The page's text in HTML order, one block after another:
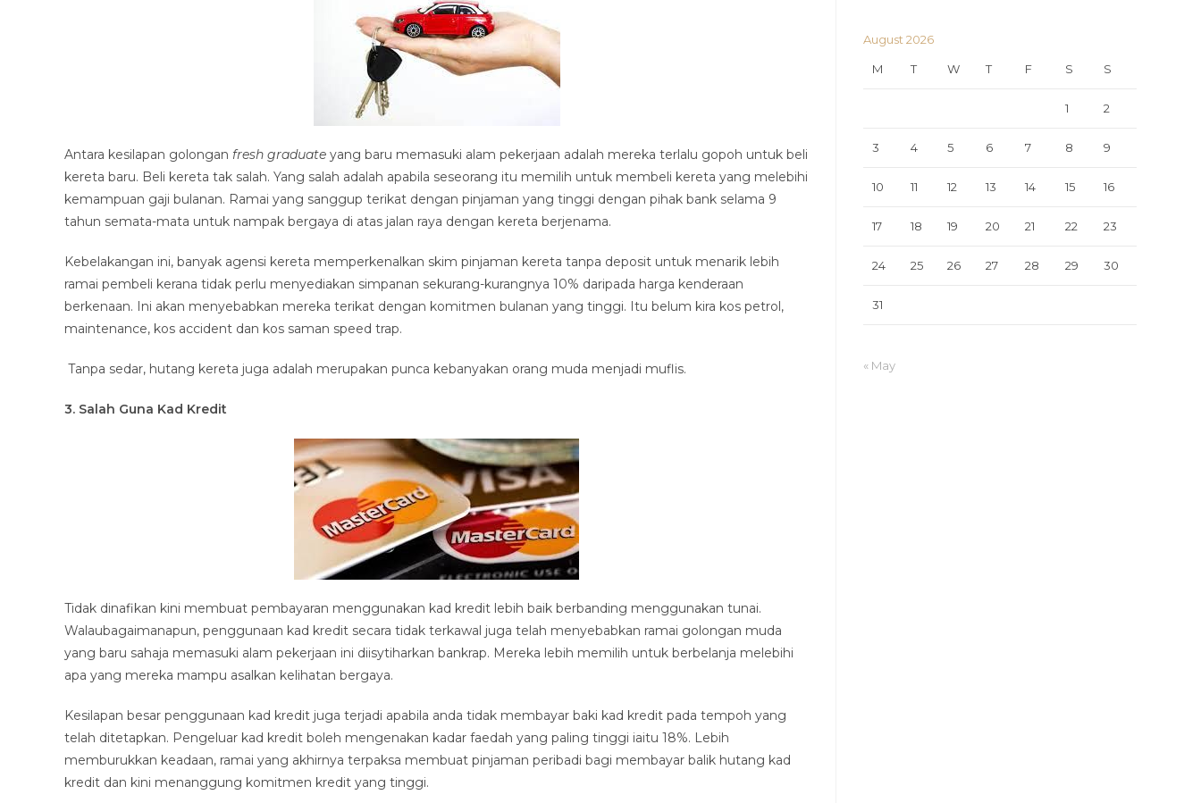
Antara kesilapan golongan fresh graduate yang baru memasuki alam pekerjaan adalah mereka terlalu gopoh untuk beli
kereta baru. Beli kereta tak salah. Yang salah adalah apabila seseorang itu memilih untuk membeli kereta yang melebihi
kemampuan gaji bulanan. Ramai yang sanggup terikat dengan pinjaman yang tinggi dengan pihak bank selama 9
tahun semata-mata untuk nampak bergaya di atas jalan raya dengan kereta berjenama.
Kebelakangan ini, banyak agensi kereta memperkenalkan skim pinjaman kereta tanpa deposit untuk menarik lebih
ramai pembeli kerana tidak perlu menyediakan simpanan sekurang-kurangnya 10% daripada harga kenderaan
berkenaan. Ini akan menyebabkan mereka terikat dengan komitmen bulanan yang tinggi. Itu belum kira kos petrol,
maintenance, kos accident dan kos saman speed trap.
Tanpa sedar, hutang kereta juga adalah merupakan punca kebanyakan orang muda menjadi muflis.
3. Salah Guna Kad Kredit
Tidak dinafikan kini membuat pembayaran menggunakan kad kredit lebih baik berbanding menggunakan tunai.
Walaubagaimanapun, penggunaan kad kredit secara tidak terkawal juga telah menyebabkan ramai golongan muda
yang baru sahaja memasuki alam pekerjaan ini diisytiharkan bankrap. Mereka lebih memilih untuk berbelanja melebihi
apa yang mereka mampu asalkan kelihatan bergaya.
Kesilapan besar penggunaan kad kredit juga terjadi apabila anda tidak membayar baki kad kredit pada tempoh yang
telah ditetapkan. Pengeluar kad kredit boleh mengenakan kadar faedah yang paling tinggi iaitu 18%. Lebih
memburukkan keadaan, ramai yang akhirnya terpaksa membuat pinjaman peribadi bagi membayar balik hutang kad
kredit dan kini menanggung komitmen kredit yang tinggi.
August 2026
M T W T F S S
1 2
3 4 5 6 7 8 9
10 11 12 13 14 15 16
17 18 19 20 21 22 23
24 25 26 27 28 29 30
31
« May